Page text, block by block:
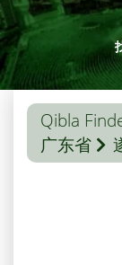
Qibla
广东省